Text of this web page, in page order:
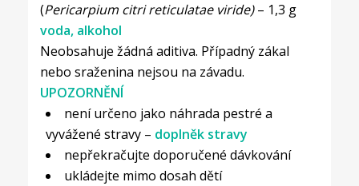
(Pericarpium citri reticulatae viride)– 1,3 g
voda, alkohol
Neobsahuje žádná aditiva. Případný zákal
nebo sraženina nejsou na závadu.
UPOZORNĚNÍ
není určeno jako náhrada pestré a
vyvážené stravy – doplněk stravy
nepřekračujte doporučené dávkování
ukládejte mimo dosah dětí